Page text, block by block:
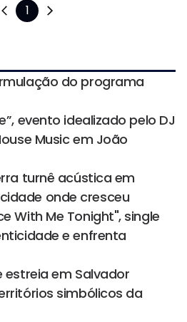
1
do programa
evento idealizado pelo DJ
Music em João
turnê acústica em
onde cresceu
With Me Tonight", single
e enfrenta
estreia em Salvador
simbólicos da